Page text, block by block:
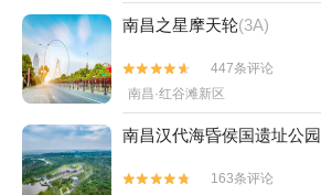
南昌之星摩天轮(3A)


447条评论
南昌·红谷滩新区
南昌汉代海昏侯国遗址公园


163条评论